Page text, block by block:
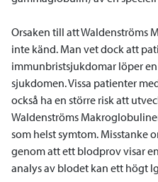
Orsaken till att Waldenströms
inte känd. Man vet dock att
immunbristsjukdomar löper
sjukdomen. Vissa patienter
också ha en större risk att
Waldenströms
som helst symtom. Misstanke
genom att ett blodprov visar
analys av blodet kan ett högt